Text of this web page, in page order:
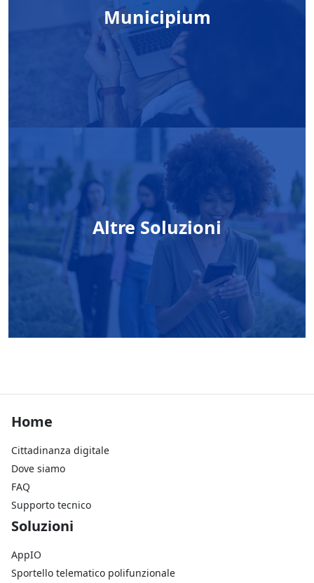
Municipium
Altre Soluzioni
Footer Home
Home
Cittadinanza digitale
Dove siamo
FAQ
Supporto tecnico
Footer Soluzioni
Soluzioni
AppIO
Sportello telematico polifunzionale